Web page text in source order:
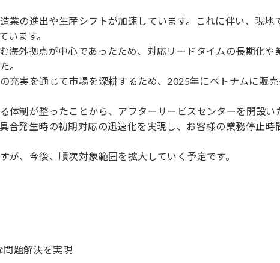
業の進出や生産シフトが加速しています。これに伴い、現地
います。
海外拠点が中心であったため、対応リードタイムの長期化や
。
充実を通じて市場を深耕するため、2025年にベトナムに販
体制が整ったことから、アフターサービスセンターを開設い
合発生時の初期対応の迅速化を実現し、お客様の業務停止時
、今後、順次対象範囲を拡大していく予定です。
問題解決を実現